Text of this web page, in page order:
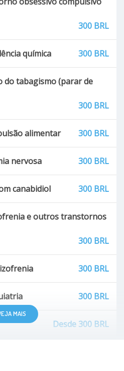
300 BRL
química 300 BRL
do tabagismo (parar de
300 BRL
alimentar 300 BRL
nervosa 300 BRL
canabidiol 300 BRL
e outros transtornos
300 BRL
300 BRL
300 BRL
Desde 300 BRL
MAIS